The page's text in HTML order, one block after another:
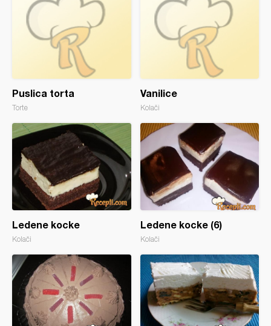
Puslica torta
Torte
Vanilice
Kolači
Ledene kocke
Kolači
Ledene kocke (6)
Kolači